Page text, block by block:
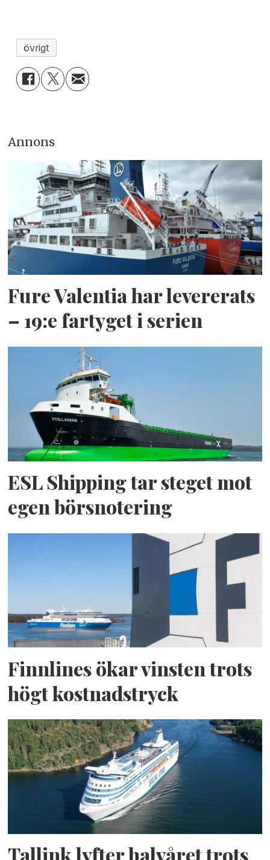
övrigt
Annons
Fure Valentia har levererats
– 19:e fartyget i serien
ESL Shipping tar steget mot
egen börsnotering
Finnlines ökar vinsten trots
högt kostnadstryck
Tallink lyfter halvåret trots